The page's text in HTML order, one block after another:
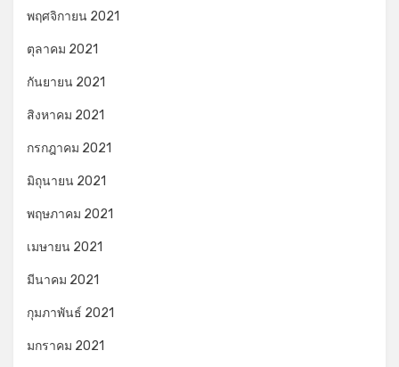
พฤศจิกายน 2021
ตุลาคม 2021
กันยายน 2021
สิงหาคม 2021
กรกฎาคม 2021
มิถุนายน 2021
พฤษภาคม 2021
เมษายน 2021
มีนาคม 2021
กุมภาพันธ์ 2021
มกราคม 2021